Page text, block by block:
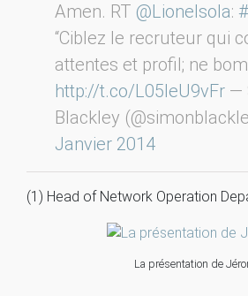
Amen. RT @Lionelsola:
“Ciblez le recruteur qui
attentes et profil; ne
http://t.co/L05leU9vFr —
Blackley
Janvier 2014
(1) Head of Network Operation
La présentation de